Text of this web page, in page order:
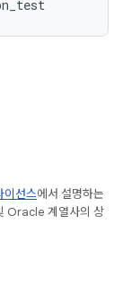
이선스에서 설명하는
Oracle 계열사의 상